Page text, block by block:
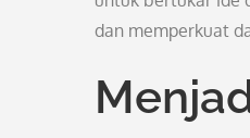
dan memperkuat